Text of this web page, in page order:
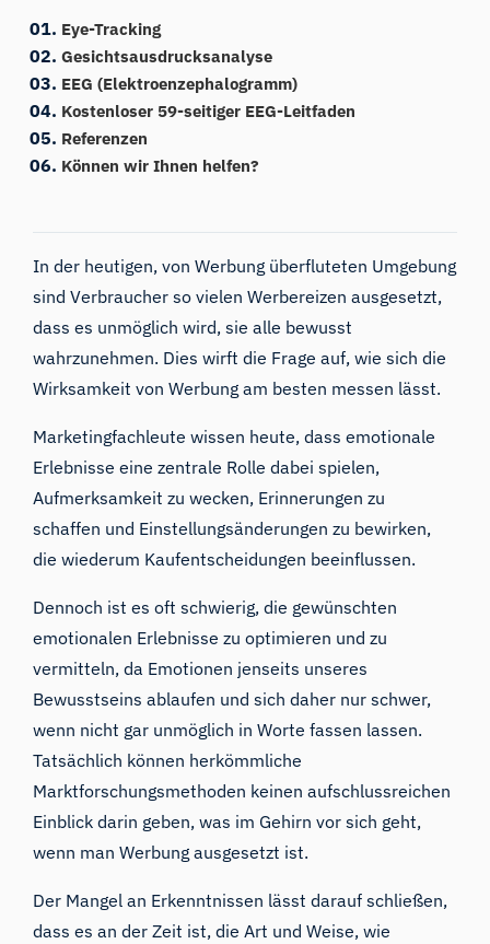
Eye-Tracking
Gesichtsausdrucksanalyse
EEG (Elektroenzephalogramm)
Kostenloser 59-seitiger EEG-Leitfaden
Referenzen
Können wir Ihnen helfen?
In der heutigen, von Werbung überfluteten Umgebung
sind Verbraucher so vielen Werbereizen ausgesetzt,
dass es unmöglich wird, sie alle bewusst
wahrzunehmen. Dies wirft die Frage auf, wie sichdie
Wirksamkeit von Werbung am besten messen lässt.
Marketingfachleute wissen heute, dassemotionale
Erlebnisse eine zentrale Rolle dabei spielen,
Aufmerksamkeit zu wecken, Erinnerungen zu
schaffen und Einstellungsänderungen zu bewirken,
die wiederum Kaufentscheidungen beeinflussen.
Dennoch ist es oft schwierig, die gewünschten
emotionalen Erlebnisse zu optimieren und zu
vermitteln, da Emotionen jenseits unseres
Bewusstseins ablaufen und sich daher nur schwer,
wenn nicht gar unmöglich in Worte fassen lassen.
Tatsächlich können herkömmliche
Marktforschungsmethoden keinen aufschlussreichen
Einblick darin geben, was im Gehirn vor sich geht,
wenn man Werbung ausgesetzt ist.
Der Mangel an Erkenntnissen lässt darauf schließen,
dass es an der Zeit ist, die Art und Weise, wie